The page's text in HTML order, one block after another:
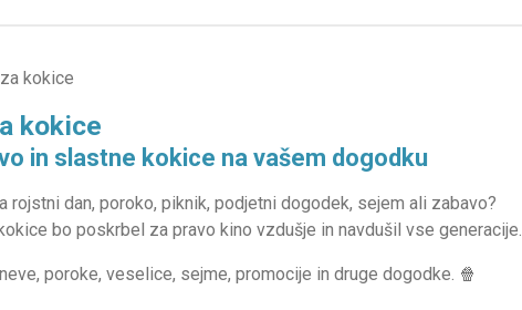
kokice
kokice
in slastne kokice na vašem dogodku
rojstni dan, poroko, piknik, podjetni dogodek, sejem ali zabavo?
bo poskrbel za pravo kino vzdušje in navdušil vse generacije.
poroke, veselice, sejme, promocije in druge dogodke. 🍿